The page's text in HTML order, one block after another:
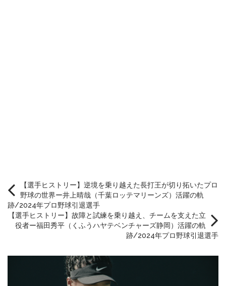
【選手ヒストリー】逆境を乗り越えた長打王が切り拓いたプロ
野球の世界ー井上晴哉（千葉ロッテマリーンズ）活躍の軌
跡/2024年プロ野球引退選手
【選手ヒストリー】故障と試練を乗り越え、チームを支えた立
役者ー福田秀平（くふうハヤテベンチャーズ静岡）活躍の軌
跡/2024年プロ野球引退選手